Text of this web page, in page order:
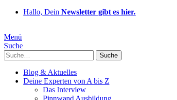
Hallo, Dein Newsletter gibt es hier.
Menü
Suche
Suche
Blog & Aktuelles
Deine Experten von A bis Z
Das Interview
Pinnwand Ausbildung